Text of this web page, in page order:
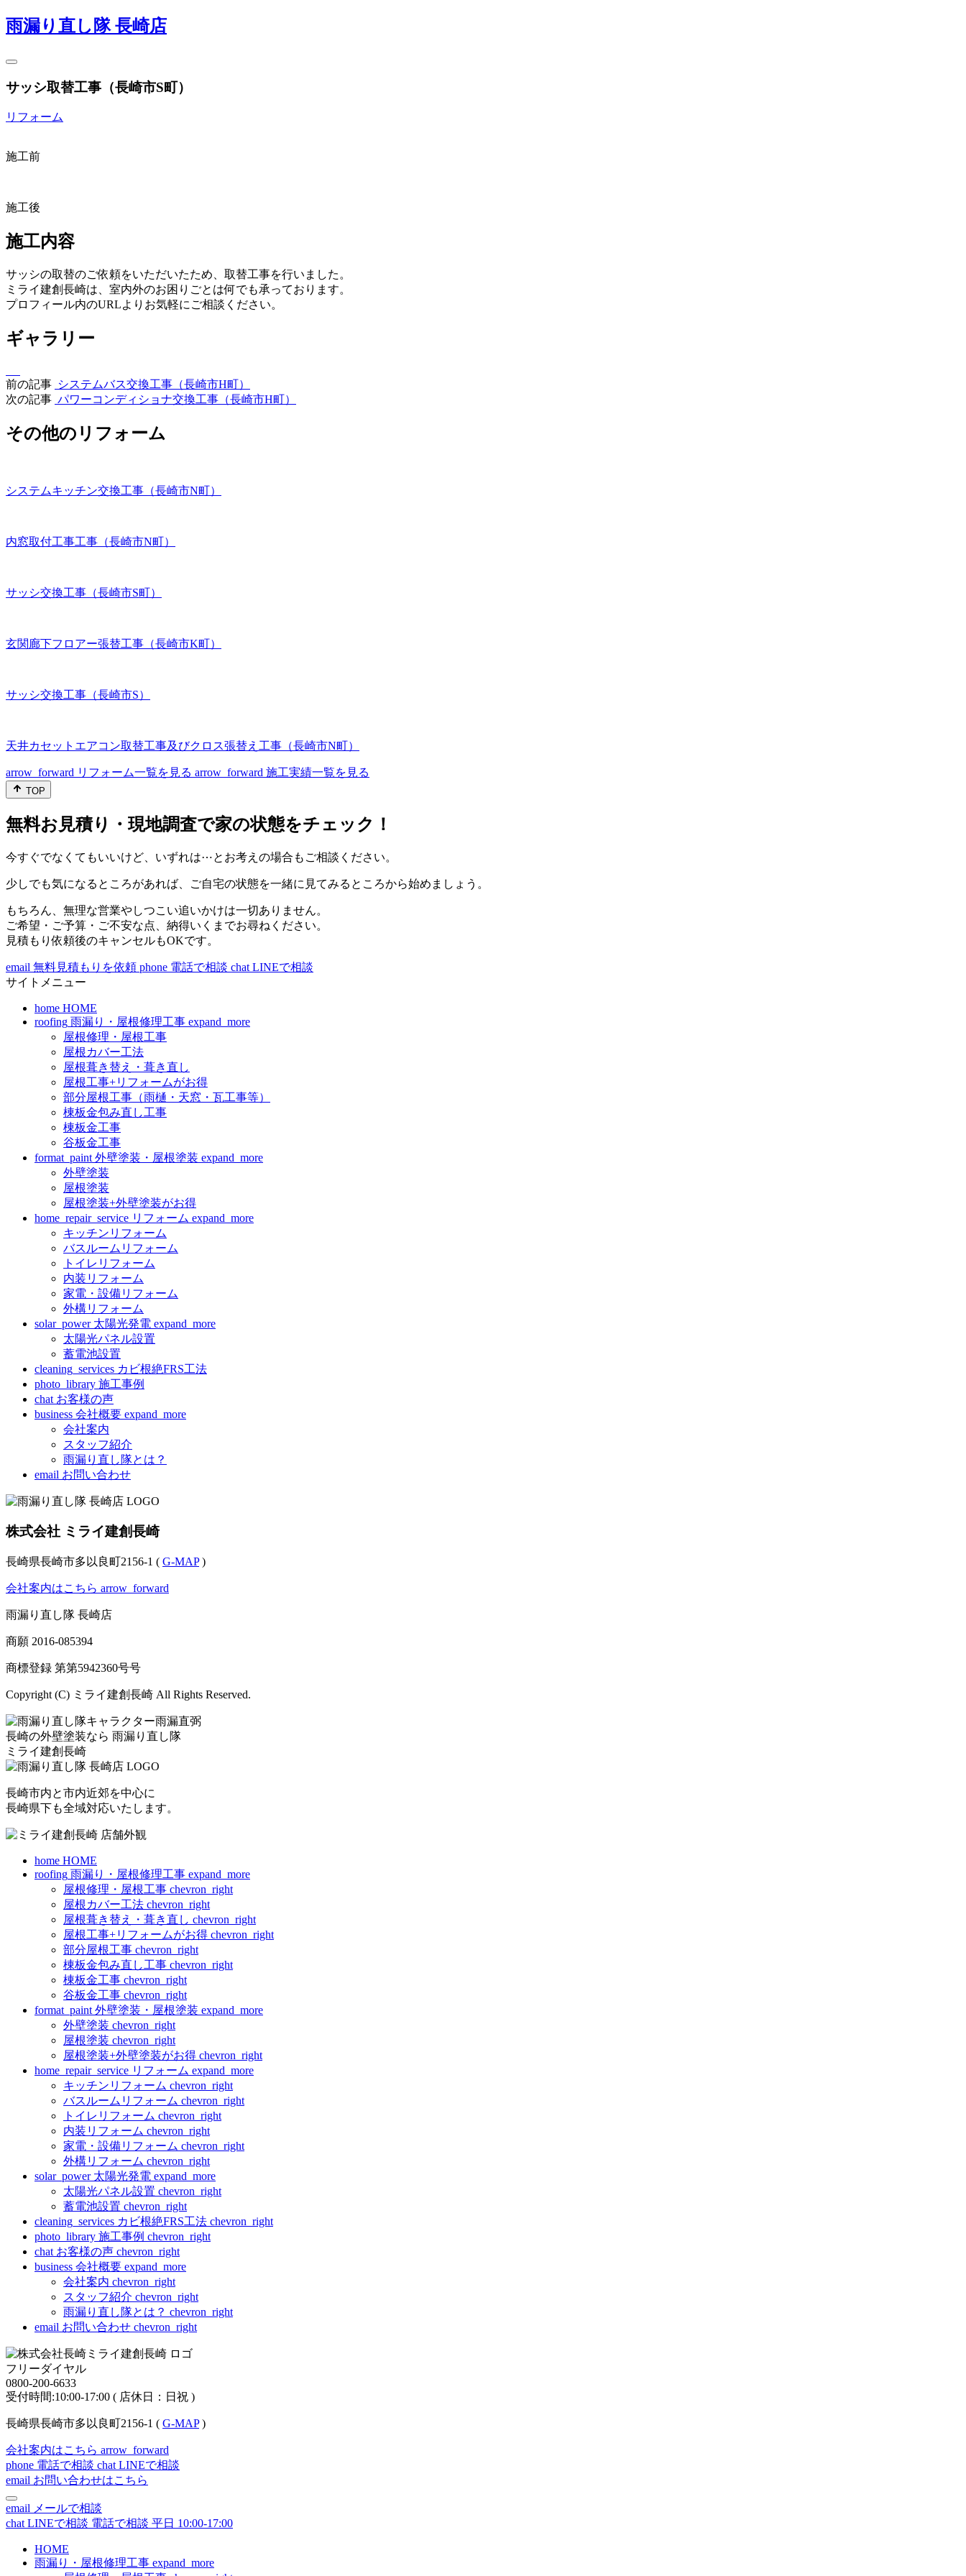
雨漏り直し隊 長崎店
サッシ取替工事（長崎市S町）
リフォーム
施工前
施工後
施工内容
サッシの取替のご依頼をいただいたため、取替工事を行いました。
ミライ建創長崎は、室内外のお困りごとは何でも承っております。
プロフィール内のURLよりお気軽にご相談ください。
ギャラリー
前の記事 システムバス交換工事（長崎市H町）
次の記事 パワーコンディショナ交換工事（長崎市H町）
その他のリフォーム
システムキッチン交換工事（長崎市N町）
内窓取付工事工事（長崎市N町）
サッシ交換工事（長崎市S町）
玄関廊下フロアー張替工事（長崎市K町）
サッシ交換工事（長崎市S）
天井カセットエアコン取替工事及びクロス張替え工事（長崎市N町）
arrow_forward リフォーム一覧を見る arrow_forward 施工実績一覧を見る
TOP
無料お見積り・現地調査で家の状態をチェック！
今すぐでなくてもいいけど、いずれは⋯とお考えの場合もご相談ください。
少しでも気になるところがあれば、ご自宅の状態を一緒に見てみるところから始めましょう。
もちろん、無理な営業やしつこい追いかけは一切ありません。
ご希望・ご予算・ご不安な点、納得いくまでお尋ねください。
見積もり依頼後のキャンセルもOKです。
email 無料見積もりを依頼 phone 電話で相談 chat LINEで相談
サイトメニュー
home HOME
roofing 雨漏り・屋根修理工事 expand_more
屋根修理・屋根工事
屋根カバー工法
屋根葺き替え・葺き直し
屋根工事+リフォームがお得
部分屋根工事（雨樋・天窓・瓦工事等）
棟板金包み直し工事
棟板金工事
谷板金工事
format_paint 外壁塗装・屋根塗装 expand_more
外壁塗装
屋根塗装
屋根塗装+外壁塗装がお得
home_repair_service リフォーム expand_more
キッチンリフォーム
バスルームリフォーム
トイレリフォーム
内装リフォーム
家電・設備リフォーム
外構リフォーム
solar_power 太陽光発電 expand_more
太陽光パネル設置
蓄電池設置
cleaning_services カビ根絶FRS工法
photo_library 施工事例
chat お客様の声
business 会社概要 expand_more
会社案内
スタッフ紹介
雨漏り直し隊とは？
email お問い合わせ
株式会社 ミライ建創長崎
長崎県長崎市多以良町2156-1 ( G-MAP)
会社案内はこちら arrow_forward
雨漏り直し隊 長崎店
商願 2016-085394
商標登録 第第5942360号号
Copyright (C) ミライ建創長崎 All Rights Reserved.
長崎の外壁塗装なら 雨漏り直し隊
ミライ建創長崎
長崎市内と市内近郊を中心に
長崎県下も全域対応いたします。
home HOME
roofing 雨漏り・屋根修理工事 expand_more
屋根修理・屋根工事 chevron_right
屋根カバー工法 chevron_right
屋根葺き替え・葺き直し chevron_right
屋根工事+リフォームがお得 chevron_right
部分屋根工事 chevron_right
棟板金包み直し工事 chevron_right
棟板金工事 chevron_right
谷板金工事 chevron_right
format_paint 外壁塗装・屋根塗装 expand_more
外壁塗装 chevron_right
屋根塗装 chevron_right
屋根塗装+外壁塗装がお得 chevron_right
home_repair_service リフォーム expand_more
キッチンリフォーム chevron_right
バスルームリフォーム chevron_right
トイレリフォーム chevron_right
内装リフォーム chevron_right
家電・設備リフォーム chevron_right
外構リフォーム chevron_right
solar_power 太陽光発電 expand_more
太陽光パネル設置 chevron_right
蓄電池設置 chevron_right
cleaning_services カビ根絶FRS工法 chevron_right
photo_library 施工事例 chevron_right
chat お客様の声 chevron_right
business 会社概要 expand_more
会社案内 chevron_right
スタッフ紹介 chevron_right
雨漏り直し隊とは？ chevron_right
email お問い合わせ chevron_right
フリーダイヤル
0800-200-6633
受付時間:10:00-17:00 ( 店休日：日祝 )
長崎県長崎市多以良町2156-1 ( G-MAP)
会社案内はこちら arrow_forward
phone 電話で相談 chat LINEで相談
email お問い合わせはこちら
email メールで相談
chat LINEで相談 電話で相談 平日 10:00-17:00
HOME
雨漏り・屋根修理工事 expand_more